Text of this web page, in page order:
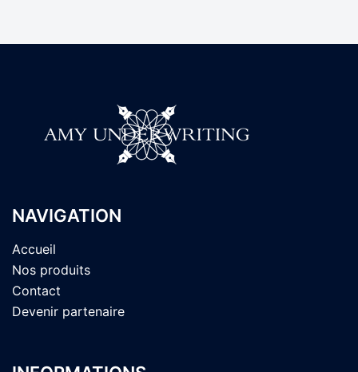
NAVIGATION
Accueil
Nos produits
Contact
Devenir partenaire